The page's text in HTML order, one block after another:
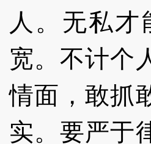
人。无私
宽。不计个
情面，敢抓
实。要严于